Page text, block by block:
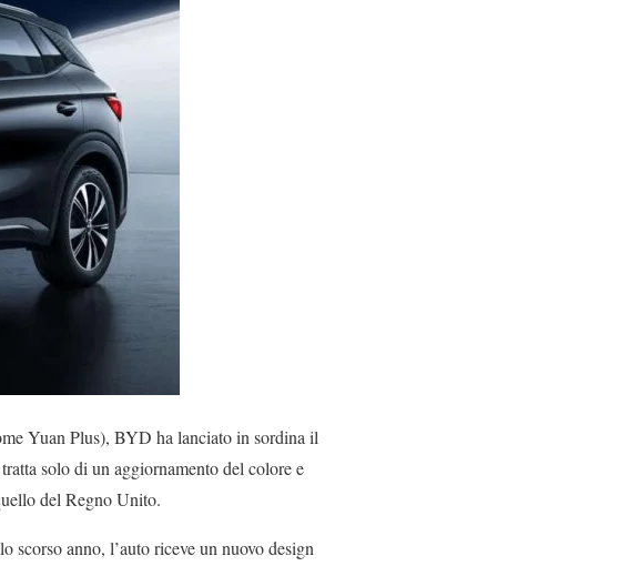
Yuan Plus), BYD ha lanciato in sordina il
solo di un aggiornamento del colore e
del Regno Unito.
anno, l’auto riceve un nuovo design